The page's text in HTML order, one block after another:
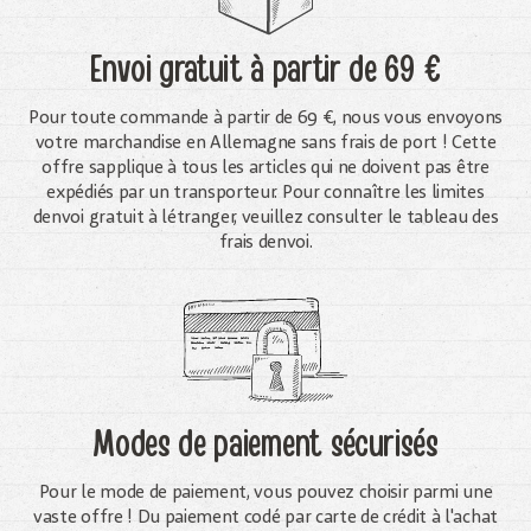
Envoi gratuità partir de 69 €
Pour toute commande à partir de 69 €, nous vous envoyons
votre marchandise en Allemagne sans frais de port ! Cette
offre sapplique à tous les articles qui ne doivent pas être
expédiés par un transporteur. Pour connaître les limites
denvoi gratuit à létranger, veuillez consulter le tableau des
frais denvoi.
Modes de paiement sécurisés
Pour le mode de paiement, vous pouvez choisir parmi une
vaste offre ! Du paiement codé par carte de crédit à l'achat